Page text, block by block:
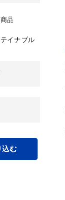
品
イナブル
込む